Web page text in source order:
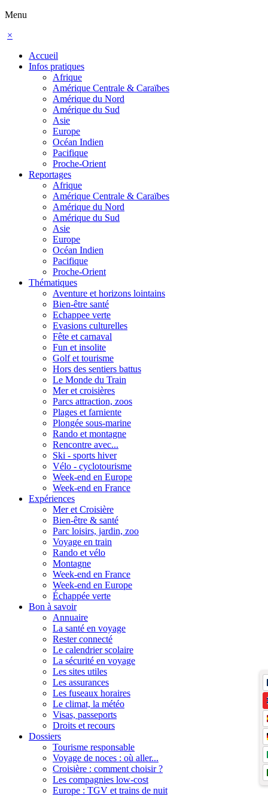
Menu
×
Accueil
Infos pratiques
Afrique
Amérique Centrale & Caraïbes
Amérique du Nord
Amérique du Sud
Asie
Europe
Océan Indien
Pacifique
Proche-Orient
Reportages
Afrique
Amérique Centrale & Caraïbes
Amérique du Nord
Amérique du Sud
Asie
Europe
Océan Indien
Pacifique
Proche-Orient
Thématiques
Aventure et horizons lointains
Bien-être santé
Echappee verte
Evasions culturelles
Fête et carnaval
Fun et insolite
Golf et tourisme
Hors des sentiers battus
Le Monde du Train
Mer et croisières
Parcs attraction, zoos
Plages et farniente
Plongée sous-marine
Rando et montagne
Rencontre avec...
Ski - sports hiver
Vélo - cyclotourisme
Week-end en Europe
Week-end en France
Expériences
Mer et Croisière
Bien-être & santé
Parc loisirs, jardin, zoo
Voyage en train
Rando et vélo
Montagne
Week-end en France
Week-end en Europe
Échappée verte
Bon à savoir
Annuaire
La santé en voyage
Rester connecté
Le calendrier scolaire
La sécurité en voyage
Les sites utiles
Les assurances
Les fuseaux horaires
Le climat, la météo
Visas, passeports
Droits et recours
Dossiers
Tourisme responsable
Voyage de noces : où aller...
Croisière : comment choisir ?
Les compagnies low-cost
Europe : TGV et trains de nuit